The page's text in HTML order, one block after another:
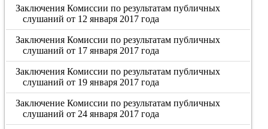
Заключения Комиссии по результатам публичных
слушаний от 12 января 2017 года
Заключения Комиссии по результатам публичных
слушаний от 17 января 2017 года
Заключения Комиссии по результатам публичных
слушаний от 19 января 2017 года
Заключение Комиссии по результатам публичных
слушаний от 24 января 2017 года